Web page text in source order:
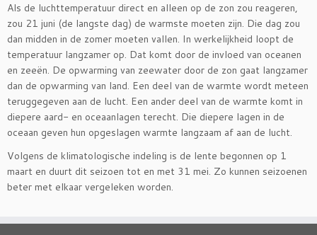
Als de luchttemperatuur direct en alleen op de zon zou reageren,
zou 21 juni (de langste dag) de warmste moeten zijn. Die dag zou
dan midden in de zomer moeten vallen. In werkelijkheid loopt de
temperatuur langzamer op. Dat komt door de invloed van oceanen
en zeeën. De opwarming van zeewater door de zon gaat langzamer
dan de opwarming van land. Een deel van de warmte wordt meteen
teruggegeven aan de lucht. Een ander deel van de warmte komt in
diepere aard- en oceaanlagen terecht. Die diepere lagen in de
oceaan geven hun opgeslagen warmte langzaam af aan de lucht.
Volgens de klimatologische indeling is de lente begonnen op 1
maart en duurt dit seizoen tot en met 31 mei. Zo kunnen seizoenen
beter met elkaar vergeleken worden.